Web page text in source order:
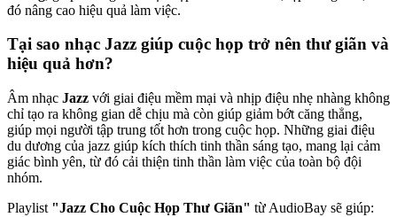
đó nâng cao hiệu quả làm việc.
Tại sao nhạc Jazz giúp cuộc họp trở nên thư giãn và
hiệu quả hơn?
Âm nhạc Jazz với giai điệu mềm mại và nhịp điệu nhẹ nhàng không
chỉ tạo ra không gian dễ chịu mà còn giúp giảm bớt căng thẳng,
giúp mọi người tập trung tốt hơn trong cuộc họp. Những giai điệu
du dương của jazz giúp kích thích tinh thần sáng tạo, mang lại cảm
giác bình yên, từ đó cải thiện tinh thần làm việc của toàn bộ đội
nhóm.
Playlist "Jazz Cho Cuộc Họp Thư Giãn" từ AudioBay sẽ giúp: